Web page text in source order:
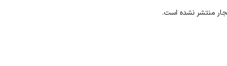
منتشر نشده است.